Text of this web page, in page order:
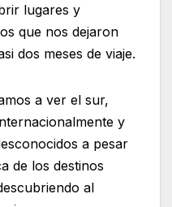
lugares y
que nos dejaron
dos meses de viaje.
a ver el sur,
y
a pesar
de los destinos
al